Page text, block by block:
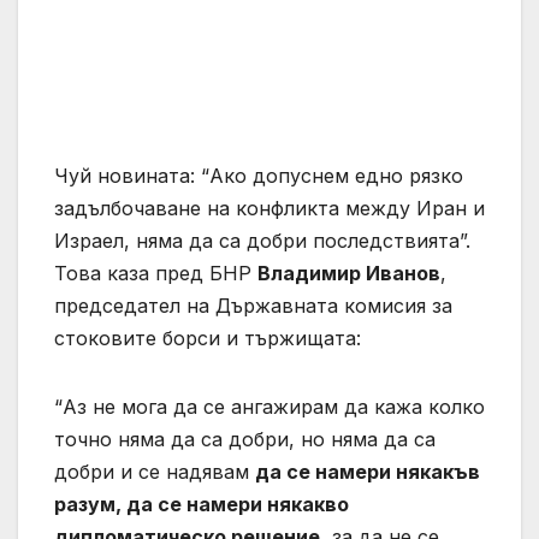
Чуй новината: “Ако допуснем едно рязко
задълбочаване на конфликта между Иран и
Израел, няма да са добри последствията”.
Това каза пред БНР Владимир Иванов,
председател на Държавната комисия за
стоковите борси и тържищата:
“Аз не мога да се ангажирам да кажа колко
точно няма да са добри, но няма да са
добри и се надявам да се намери някакъв
разум, да се намери някакво